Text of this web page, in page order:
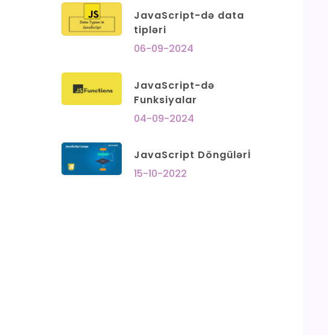
JavaScript-də data
tipləri
06-09-2024
JavaScript-də
Funksiyalar
04-09-2024
JavaScript Döngülərİ
15-10-2022